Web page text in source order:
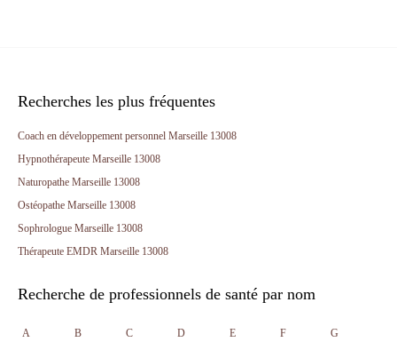
Recherches les plus fréquentes
Coach en développement personnel Marseille 13008
Hypnothérapeute Marseille 13008
Naturopathe Marseille 13008
Ostéopathe Marseille 13008
Sophrologue Marseille 13008
Thérapeute EMDR Marseille 13008
Recherche de professionnels de santé par nom
A B C D E F G